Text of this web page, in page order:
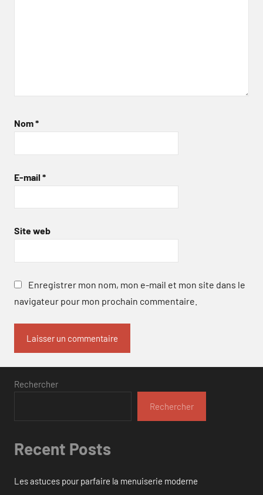
Nom*
E-mail *
Site web
Enregistrer mon nom, mon e-mail et mon site dans le
navigateur pour mon prochain commentaire.
Rechercher
Rechercher
Recent Posts
Les astuces pour parfaire la menuiserie moderne